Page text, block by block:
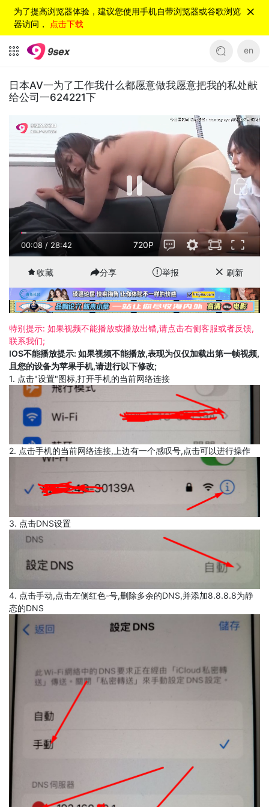
为了提高浏览器体验，建议您使用手机自带浏览器或谷歌浏览
器访问， 点击下载
en
日本AV一为了工作我什么都愿意做我愿意把我的私处献
给公司一624221下
00:08 / 28:42 720P
收藏 分享 举报 刷新
特别提示: 如果视频不能播放或播放出错,请点击右侧客服或者反馈,
联系我们;
IOS不能播放提示: 如果视频不能播放,表现为仅仅加载出第一帧视频,
且您的设备为苹果手机,请进行以下修改;
1. 点击"设置"图标,打开手机的当前网络连接
2. 点击手机的当前网络连接,上边有一个感叹号,点击可以进行操作
3. 点击DNS设置
4. 点击手动,点击左侧红色-号,删除多余的DNS,并添加8.8.8.8为静
态的DNS